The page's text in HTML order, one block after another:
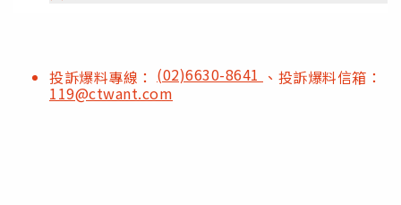
投訴爆料專線： (02)6630-8641 、投訴爆料信箱：
119@ctwant.com